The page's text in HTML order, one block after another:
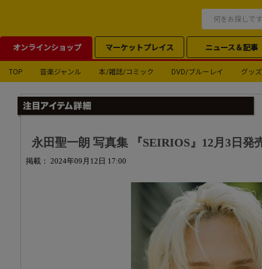
オンラインショップ マーケットプレイス ニュース＆記事
TOP 音楽ジャンル 本/雑誌/コミック DVD/ブルーレイ グッズ
永田聖一朗 写真集 『SEIRIOS』12月3日発
掲載： 2024年09月12日 17:00